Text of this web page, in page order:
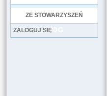
ZE STOWARZYSZEŃ
LOG
ZALOGUJ SIĘ